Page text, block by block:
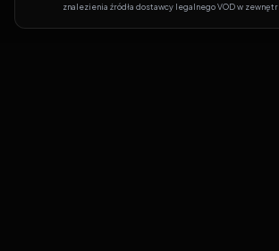
znalezienia źródła dostawcy legalnego VOD w